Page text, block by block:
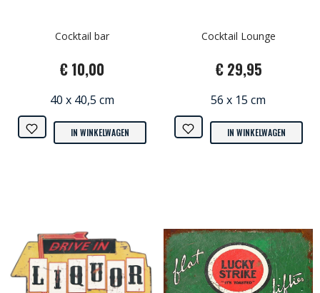
Cocktail bar
€ 10,00
40 x 40,5 cm
IN WINKELWAGEN
Cocktail Lounge
€ 29,95
56 x 15 cm
IN WINKELWAGEN